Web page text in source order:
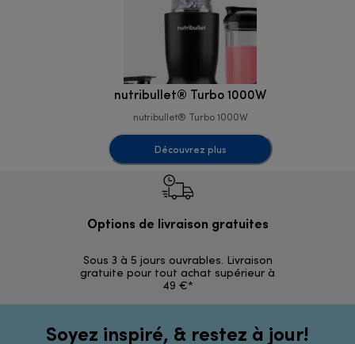
nutribullet® Turbo 1000W
nutribullet® Turbo 1000W
Découvrez plus
Options de livraison gratuites
Sous 3 à 5 jours ouvrables. Livraison
gratuite pour tout achat supérieur à
49 €*
Soyez inspiré, & restez à jour!